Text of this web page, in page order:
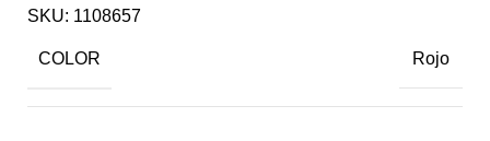
SKU: 1108657
COLOR Rojo